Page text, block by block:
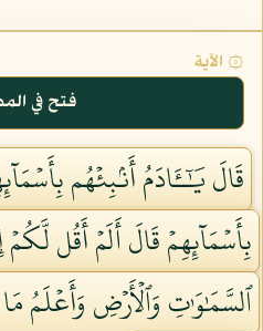
۞ الآية
فتح في
قَالَ يَٰٓـَٔادَمُ أَنۢبِئۡهُم
بِأَسۡمَآئِهِمۡ قَالَ أَلَمۡ أَقُل
ٱلسَّمَٰوَٰتِ وَٱلۡأَرۡضِ وَأَعۡلَمُ